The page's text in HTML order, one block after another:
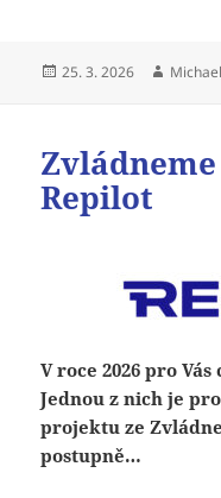
Publikováno:
25. 3. 2026 Autor:
Repilot
V roce 2026 pro
Jednou z nich je
projektu ze
postupně…